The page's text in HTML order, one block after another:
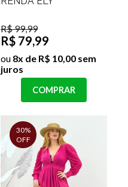
R$ 99,99
R$ 79,99
ou 8x de R$ 10,00 sem
juros
COMPRAR
30%
OFF